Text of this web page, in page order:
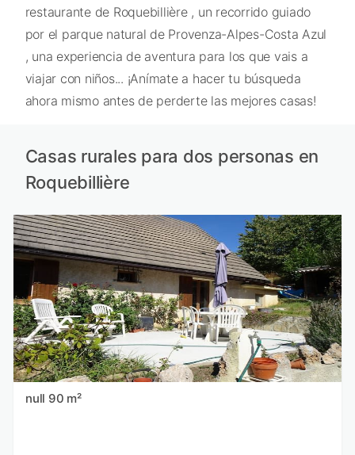
restaurante de Roquebillière , un recorrido guiado
por el parque natural de Provenza-Alpes-Costa Azul
, una experiencia de aventura para los que vais a
viajar con niños... ¡Anímate a hacer tu búsqueda
ahora mismo antes de perderte las mejores casas!
Casas rurales para dos personas en
Roquebillière
null 90 m²